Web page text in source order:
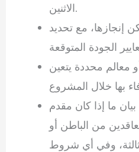
الاثنين.
إنجازها، مع تحديد
معالم محددة يتعين
ما إذا كان مقدم
من الباطن أو